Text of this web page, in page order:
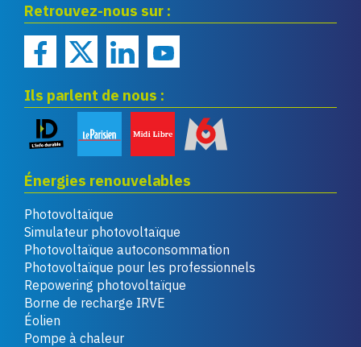
renouvelables
Retrouvez-nous sur :
Ils parlent de nous :
Énergies renouvelables
Photovoltaïque
Simulateur photovoltaïque
Photovoltaïque autoconsommation
Photovoltaïque pour les professionnels
Repowering photovoltaïque
Borne de recharge IRVE
Éolien
Pompe à chaleur